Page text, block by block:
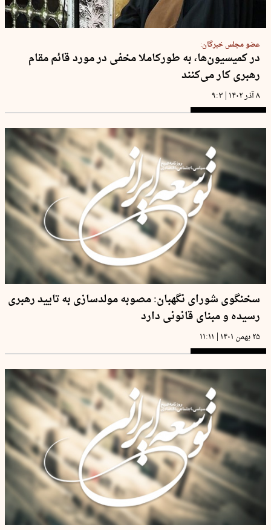
عضو مجلس خبرگان:
در کمیسیون‌ها، به طورکاملا مخفی در مورد قائم مقام
رهبری کار می‌کنند
۸ آذر ۱۴۰۲ | ۹:۳
سخنگوی شورای نگهبان: مصوبه مولدسازی به تایید رهبری
رسیده و مبنای قانونی دارد
۲۵ بهمن ۱۴۰۱ | ۱۱:۱۱